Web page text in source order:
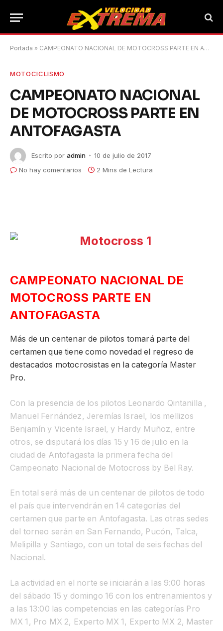
Portada » CAMPEONATO NACIONAL DE MOTOCROSS PARTE EN ANTOFAGASTA
MOTOCICLISMO
CAMPEONATO NACIONAL
DE MOTOCROSS PARTE EN
ANTOFAGASTA
Escrito por admin
10 de julio de 2017
No hay comentarios
2 Mins de Lectura
CAMPEONATO NACIONAL DE
MOTOCROSS PARTE EN
ANTOFAGASTA
Más de un centenar de pilotos tomará parte del
certamen que tiene como novedad el regreso de
destacados motocrosistas en la categoría Master
Pro.
Con la presencia de los pilotos Leonardo Qintanilla ,
Manuel Fernández, Jeremías Israel, los mellizos
Benjamín y Vicente Israel, y Hardy Muñoz, entre
otros, se disputará los días 15 y 16 de julio en la
ciudad de Antofagasta la primera fecha del
Campeonato Nacional de Motocross by Bel Ray.
En total será más de un centenar de pilotos de todo
el país que intervendrán en 14 categorías del
certamen que parte en Antofagasta. Las otras sedes
del torneo serán en San Fernando, Pucón, Talca,
Melipilla y Santiago, con un total de seis fechas del
Nacional.
La actividad en el norte se iniciarán a las 9:00 horas
del sábado 15 y domingo 16 con los entrenamientos y
a las 13:00 las competencias en las categorías Pro
MX 1, Pro MX 2, Experto MX 1, Experto MX 2, Master